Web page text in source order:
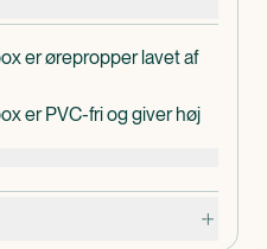
er ørepropper lavet af
er PVC-fri og giver høj